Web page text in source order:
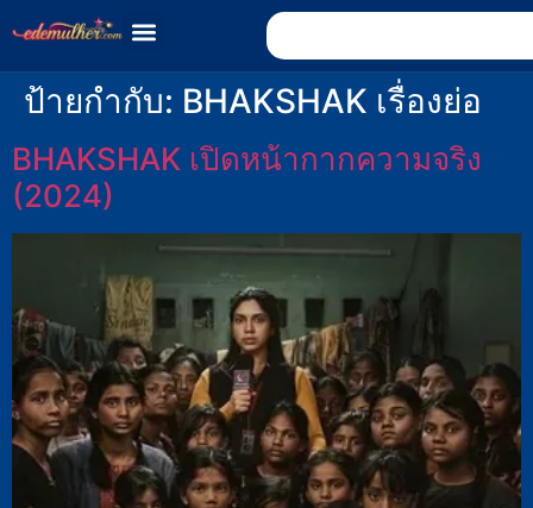
ป้ายกำกับ: BHAKSHAK เรื่องย่อ
BHAKSHAK เปิดหน้ากากความจริง
(2024)